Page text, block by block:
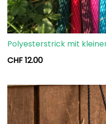
Polyesterstrick mit
CHF12.00